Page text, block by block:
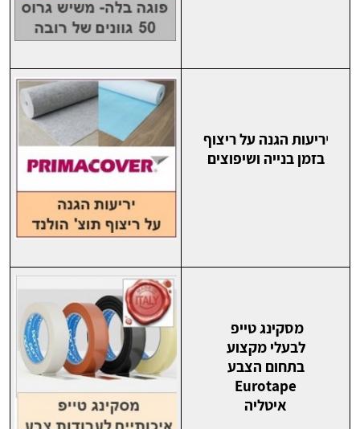
יריעות הגנה על ריצוף
בזמן בנייה ושיפוצים
מסקינג טייפ
לבעלי מקצוע
בתחום הצבע
Eurotape
איטליה